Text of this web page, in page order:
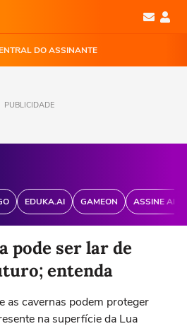
DO ASSINANTE
PUBLICIDADE
EDUKA.AI GAMEON ASSINE
pode ser lar de
entenda
as cavernas podem proteger
na superfície da Lua